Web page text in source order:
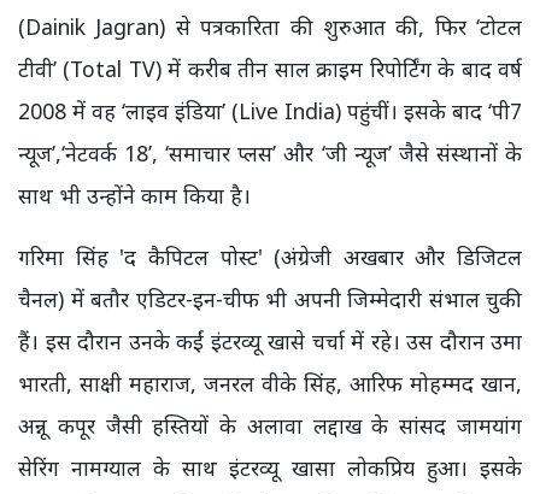
(Dainik Jagran) से पत्रकारिता की शुरुआत की, फिर ‘टोटल
टीवी’ (Total TV) में करीब तीन साल क्राइम रिपोर्टिंग के बाद वर्ष
2008 में वह ‘लाइव इंडिया’ (Live India) पहुंचीं। इसके बाद ‘पी7
न्यूज’,‘नेटवर्क 18’, ‘समाचार प्लस’ और ‘जी न्यूज’ जैसे संस्थानों के
साथ भी उन्होंने काम किया है।
गरिमा सिंह 'द कैपिटल पोस्ट' (अंग्रेजी अखबार और डिजिटल
चैनल) में बतौर एडिटर-इन-चीफ भी अपनी जिम्मेदारी संभाल चुकी
हैं। इस दौरान उनके कईं इंटरव्यू खासे चर्चा में रहे। उस दौरान उमा
भारती, साक्षी महाराज, जनरल वीके सिंह, आरिफ मोहम्मद खान,
अन्नू कपूर जैसी हस्तियों के अलावा लद्दाख के सांसद जामयांग
सेरिंग नामग्याल के साथ इंटरव्यू खासा लोकप्रिय हुआ। इसके